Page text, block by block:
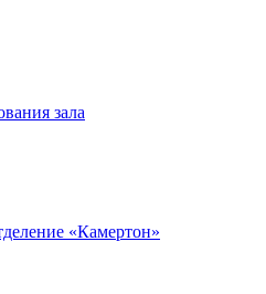
зала
«Камертон»